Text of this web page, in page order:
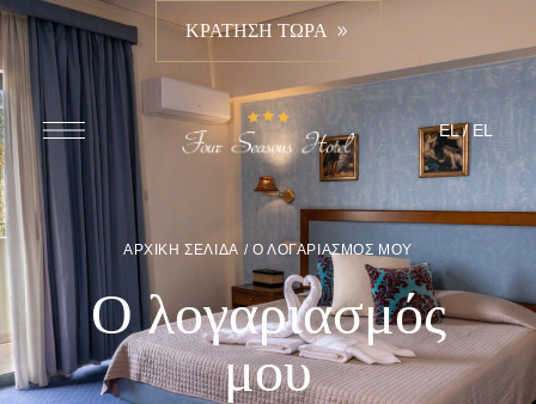
ΚΡΑΤΗΣΗ ΤΩΡΑ
EL/ EL
ΑΡΧΙΚΉ ΣΕΛΊΔΑ / Ο ΛΟΓΑΡΙΑΣΜΌΣ ΜΟΥ
Ο λογαριασμός
μου